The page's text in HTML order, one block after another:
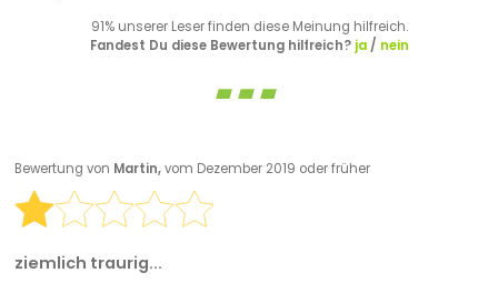
91% unserer Leser finden diese Meinung hilfreich.
Fandest Du diese Bewertung hilfreich? ja/ nein
Bewertung von Martin,vom Dezember 2019 oder früher
ziemlich traurig...